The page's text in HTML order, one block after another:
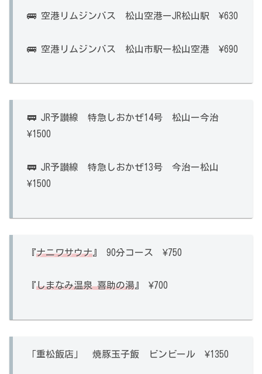
🚌 空港リムジンバス 松山空港ーJR松山駅 ¥630
🚌 空港リムジンバス 松山市駅ー松山空港 ¥690
🚃 JR予讃線 特急しおかぜ14号 松山ー今治
¥1500
🚃 JR予讃線 特急しおかぜ13号 今治ー松山
¥1500
『ナニワサウナ 』 90分コース ¥750
『しまなみ温泉 喜助の湯』 ¥700
「重松飯店」 焼豚玉子飯 ビンビール ¥1350